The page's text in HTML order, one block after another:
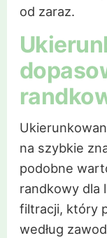
od zaraz.
na szybkie
podobne
randkowy dla
filtracji, który
według